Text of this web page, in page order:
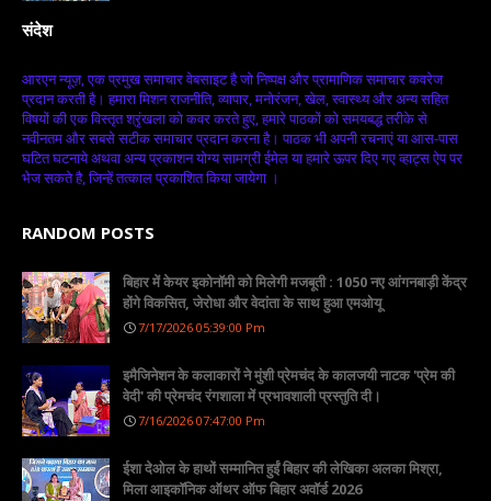
संदेश
आरएन न्यूज़, एक प्रमुख समाचार वेबसाइट है जो निष्पक्ष और प्रामाणिक समाचार कवरेज
प्रदान करती है। हमारा मिशन राजनीति, व्यापार, मनोरंजन, खेल, स्वास्थ्य और अन्य सहित
विषयों की एक विस्तृत श्रृंखला को कवर करते हुए, हमारे पाठकों को समयबद्ध तरीके से
नवीनतम और सबसे सटीक समाचार प्रदान करना है। पाठक भी अपनी रचनाएं या आस-पास
घटित घटनाये अथवा अन्य प्रकाशन योग्य सामग्री ईमेल या हमारे ऊपर दिए गए व्हाट्स ऐप पर
भेज सकते है, जिन्हें तत्काल प्रकाशित किया जायेगा ।
RANDOM POSTS
बिहार में केयर इकोनॉमी को मिलेगी मजबूती : 1050 नए आंगनबाड़ी केंद्र
होंगे विकसित, जेरोधा और वेदांता के साथ हुआ एमओयू
7/17/2026 05:39:00 Pm
इमैजिनेशन के कलाकारों ने मुंशी प्रेमचंद के कालजयी नाटक 'प्रेम की
वेदी' की प्रेमचंद रंगशाला में प्रभावशाली प्रस्तुति दी।
7/16/2026 07:47:00 Pm
ईशा देओल के हाथों सम्मानित हुईं बिहार की लेखिका अलका मिश्रा,
मिला आइकॉनिक ऑथर ऑफ बिहार अवॉर्ड 2026